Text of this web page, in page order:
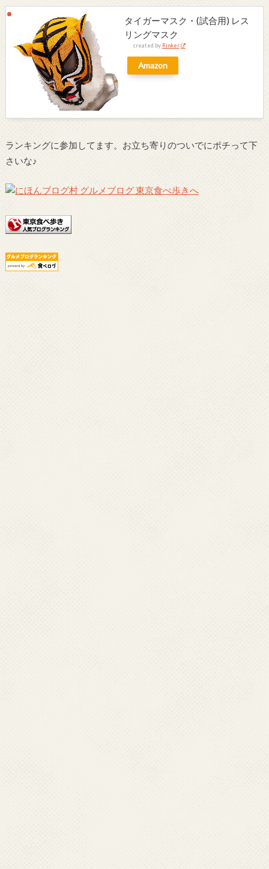
タイガーマスク・(試合用) レス
リングマスク
created by Rinker
Amazon
ランキングに参加してます。お立ち寄りのついでにポチって下
さいな♪